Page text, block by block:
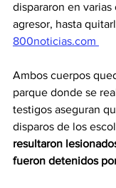
dispararon en varias
agresor, hasta
800noticias.com
Ambos cuerpos
parque donde se
testigos aseguran
disparos de los
resultaron
fueron detenidos